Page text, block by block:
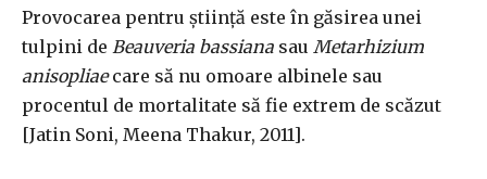
Provocarea pentru știință este în găsirea unei
tulpini de Beauveria bassiana sau Metarhizium
anisopliaecare să nu omoare albinele sau
procentul de mortalitate să fie extrem de scăzut
[Jatin Soni, Meena Thakur, 2011].